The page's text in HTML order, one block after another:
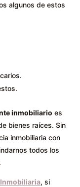
algunos de estos
inmobiliario es
bienes raíces. Sin
inmobiliaria con
todos los
, si